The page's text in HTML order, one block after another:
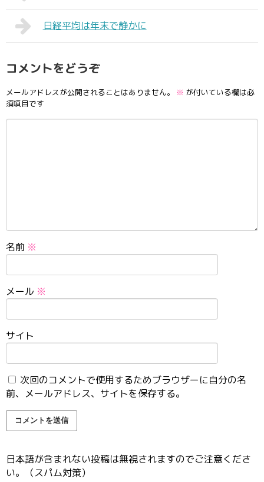
日経平均は年末で静かに
コメントをどうぞ
メールアドレスが公開されることはありません。 ※ が付いている欄は必
須項目です
名前 ※
メール ※
サイト
次回のコメントで使用するためブラウザーに自分の名
前、メールアドレス、サイトを保存する。
日本語が含まれない投稿は無視されますのでご注意くださ
い。（スパム対策）